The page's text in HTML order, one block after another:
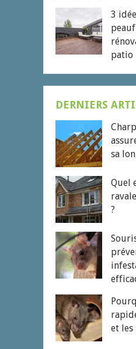
3
patio
DERNIERS
sa
Quel
?
et les